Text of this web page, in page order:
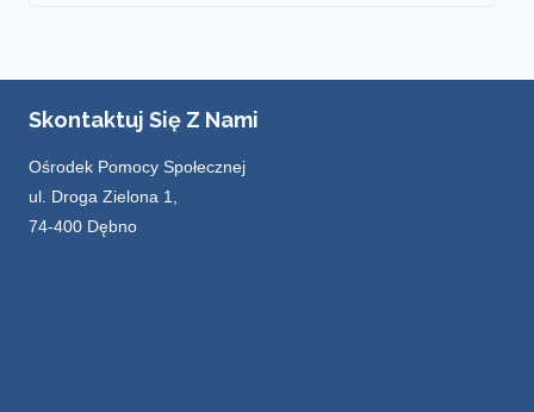
Skontaktuj Się Z Nami
Ośrodek Pomocy Społecznej
ul. Droga Zielona 1,
74-400 Dębno